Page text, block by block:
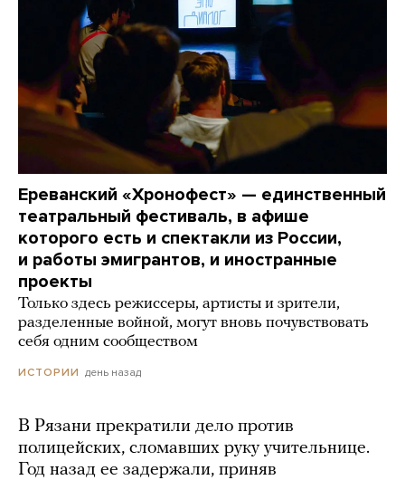
Ереванский «Хронофест» — единственный
театральный фестиваль, в афише
которого есть и спектакли из России,
и работы эмигрантов, и иностранные
проекты
Только здесь режиссеры, артисты и зрители,
разделенные войной, могут вновь почувствовать
себя одним сообществом
ИСТОРИИ день назад
В Рязани прекратили дело против
полицейских, сломавших руку учительнице.
Год назад ее задержали, приняв